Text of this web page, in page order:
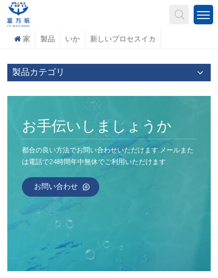
家 製品 いか 新しいプロセスイカ
製品カテゴリ
お手伝いしましょうか
都合の良い方法でお問い合わせいただけます.メールまた
は電話で24時間年中無休でご利用いただけます.
お問い合わせ